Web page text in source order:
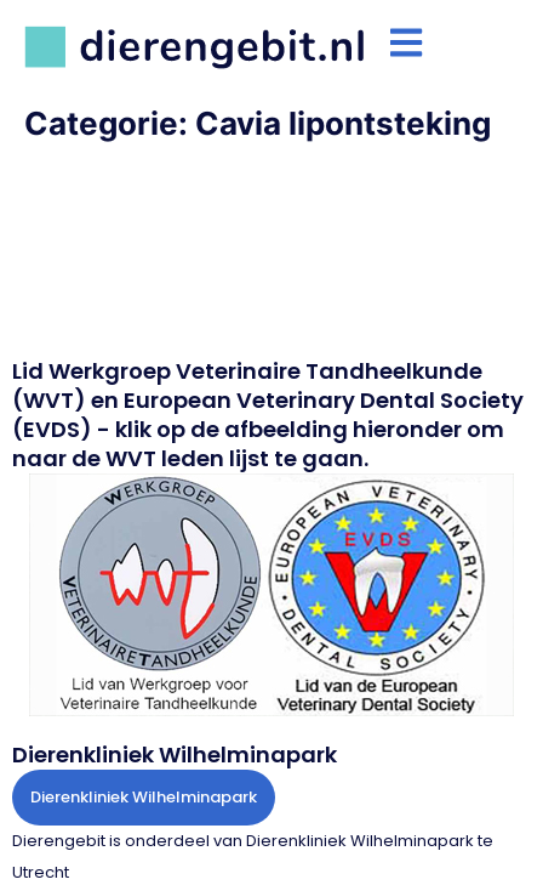
Categorie: Cavia lipontsteking
Lid Werkgroep Veterinaire Tandheelkunde
(WVT) en European Veterinary Dental Society
(EVDS) - klik op de afbeelding hieronder om
naar de WVT leden lijst te gaan.
Dierenkliniek Wilhelminapark
Dierenkliniek Wilhelminapark
Dierengebit is onderdeel van Dierenkliniek Wilhelminapark te
Utrecht